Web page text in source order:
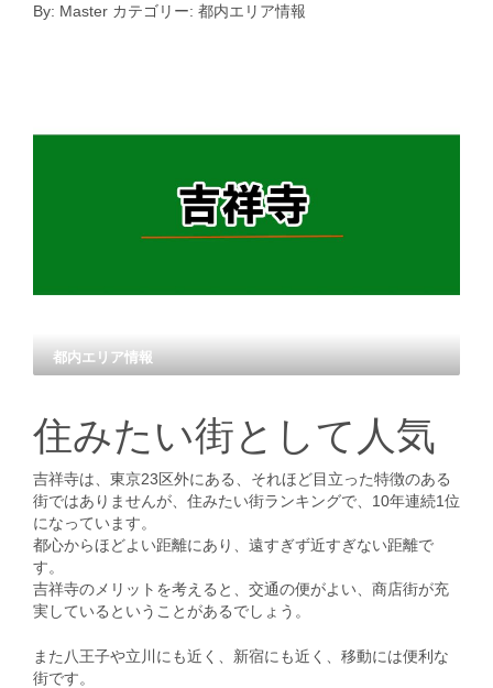
By: Master カテゴリー: 都内エリア情報
都内エリア情報
住みたい街として人気
吉祥寺は、東京23区外にある、それほど目立った特徴のある
街ではありませんが、住みたい街ランキングで、10年連続1位
になっています。
都心からほどよい距離にあり、遠すぎず近すぎない距離で
す。
吉祥寺のメリットを考えると、交通の便がよい、商店街が充
実しているということがあるでしょう。
また八王子や立川にも近く、新宿にも近く、移動には便利な
街です。